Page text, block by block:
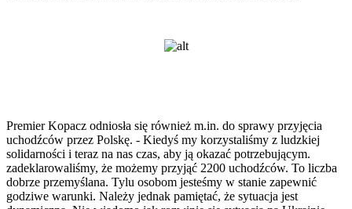
Premier Kopacz odniosła się również m.in. do sprawy przyjęcia
uchodźców przez Polskę. - Kiedyś my korzystaliśmy z ludzkiej
solidarności i teraz na nas czas, aby ją okazać potrzebującym.
zadeklarowaliśmy, że możemy przyjąć 2200 uchodźców. To liczba
dobrze przemyślana. Tylu osobom jesteśmy w stanie zapewnić
godziwe warunki. Należy jednak pamiętać, że sytuacja jest